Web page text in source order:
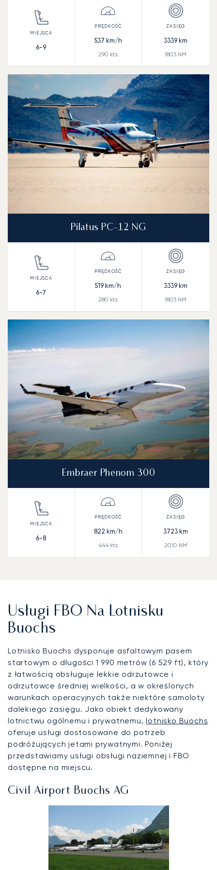
6-9
537 km/h
290 kts
3339 km
1803 NM
Pilatus PC-12 NG
6-7
519 km/h
280 kts
3339 km
1803 NM
Embraer Phenom 300
6-8
822 km/h
444 kts
3723 km
2010 NM
Usługi FBO Na Lotnisku
Buochs
Lotnisko Buochs dysponuje asfaltowym pasem
startowym o długości 1 990 metrów (6 529 ft), który
z łatwością obsługuje lekkie odrzutowce i
odrzutowce średniej wielkości, a w określonych
warunkach operacyjnych także niektóre samoloty
dalekiego zasięgu. Jako obiekt dedykowany
lotnictwu ogólnemu i prywatnemu,lotnisko Buochs
oferuje usługi dostosowane do potrzeb
podróżujących jetami prywatnymi. Poniżej
przedstawiamy usługi obsługi naziemnej i FBO
dostępne na miejscu.
Civil Airport Buochs AG